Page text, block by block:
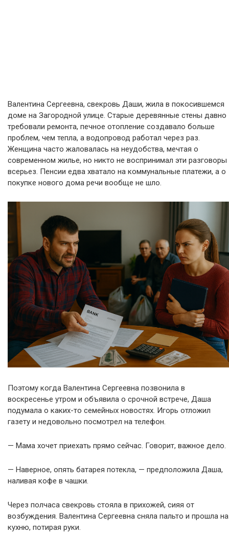
Валентина Сергеевна, свекровь Даши, жила в покосившемся
доме на Загородной улице. Старые деревянные стены давно
требовали ремонта, печное отопление создавало больше
проблем, чем тепла, а водопровод работал через раз.
Женщина часто жаловалась на неудобства, мечтая о
современном жилье, но никто не воспринимал эти разговоры
всерьез. Пенсии едва хватало на коммунальные платежи, а о
покупке нового дома речи вообще не шло.
Поэтому когда Валентина Сергеевна позвонила в
воскресенье утром и объявила о срочной встрече, Даша
подумала о каких-то семейных новостях. Игорь отложил
газету и недовольно посмотрел на телефон.
— Мама хочет приехать прямо сейчас. Говорит, важное дело.
— Наверное, опять батарея потекла, — предположила Даша,
наливая кофе в чашки.
Через полчаса свекровь стояла в прихожей, сияя от
возбуждения. Валентина Сергеевна сняла пальто и прошла на
кухню, потирая руки.